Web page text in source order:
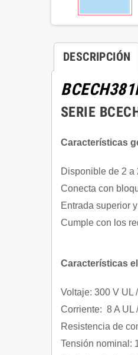
DESCRIPCIÓN
SERIE
Características
Disponible de 2 a
Conecta con
Entrada superior
Cumple con los
Características
Voltaje: 300 V UL
Corriente: 8 A UL
Resistencia de
Tensión nominal: